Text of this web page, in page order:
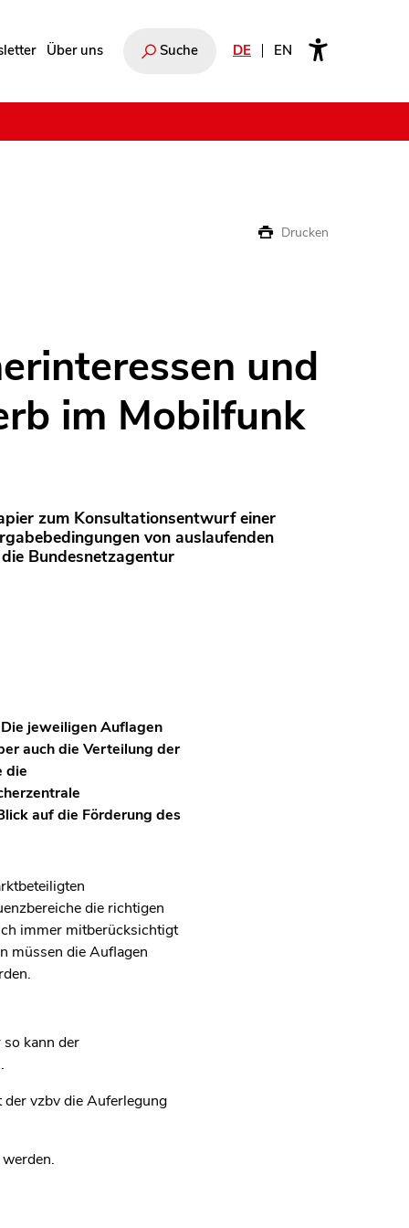
Über uns Suche DE EN
Drucken
und
im Mobilfunk
zum Konsultationsentwurf einer
von auslaufenden
Bundesnetzagentur
jeweiligen Auflagen
auch die Verteilung der
die
auf die Förderung des
die richtigen
immer mitberücksichtigt
müssen die Auflagen
kann der
vzbv die Auferlegung